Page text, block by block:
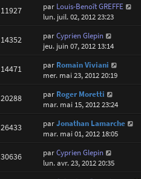
11927 par Louis-Benoît GREFFE
lun. juil. 02, 2012 23:23
14352 parCyprien Glepin
jeu. juin 07, 2012 13:14
14471 par Romain Viviani
mer. mai 23, 2012 20:19
20288 par Roger Moretti
mar. mai 15, 2012 23:24
26433 parJonathan Lamarche
mar. mai 01, 2012 18:05
30636 parCyprien Glepin
lun. avr. 23, 2012 20:35